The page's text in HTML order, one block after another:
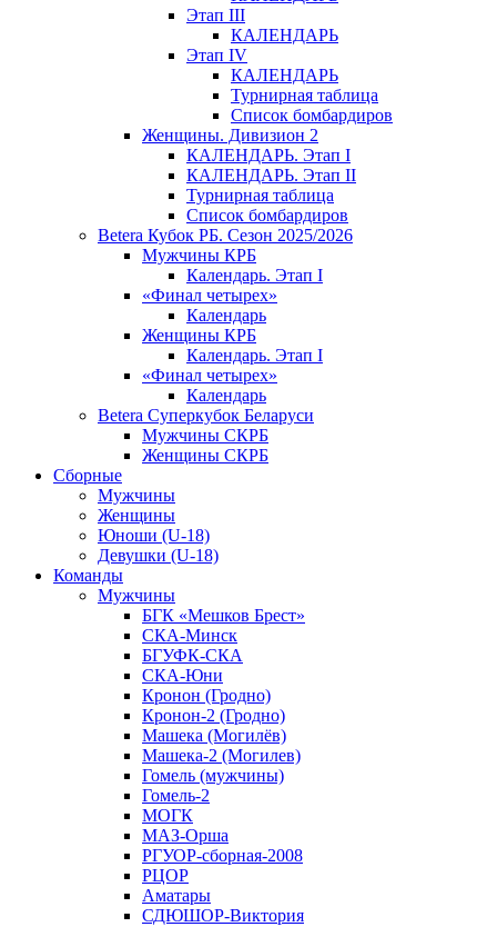
Этап III
КАЛЕНДАРЬ
Этап IV
КАЛЕНДАРЬ
Турнирная таблица
Список бомбардиров
Женщины. Дивизион 2
КАЛЕНДАРЬ. Этап I
КАЛЕНДАРЬ. Этап II
Турнирная таблица
Список бомбардиров
Betera Кубок РБ. Сезон 2025/2026
Мужчины КРБ
Календарь. Этап I
«Финал четырех»
Календарь
Женщины КРБ
Календарь. Этап I
«Финал четырех»
Календарь
Betera Суперкубок Беларуси
Мужчины СКРБ
Женщины СКРБ
Сборные
Мужчины
Женщины
Юноши (U-18)
Девушки (U-18)
Команды
Мужчины
БГК «Мешков Брест»
СКА-Минск
БГУФК-СКА
СКА-Юни
Кронон (Гродно)
Кронон-2 (Гродно)
Машека (Могилёв)
Машека-2 (Могилев)
Гомель (мужчины)
Гомель-2
МОГК
МАЗ-Орша
РГУОР-сборная-2008
РЦОР
Аматары
СДЮШОР-Виктория